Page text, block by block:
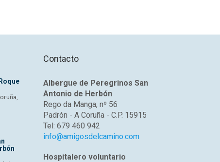
Contacto
Albergue de Peregrinos San
Antonio de Herbón
Rego da Manga, nº 56
Padrón - A Coruña - C.P. 15915
Tel: 679 460 942
info@amigosdelcamino.com
Hospitalero voluntario